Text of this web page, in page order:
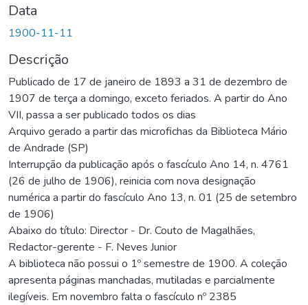
Data
1900-11-11
Descrição
Publicado de 17 de janeiro de 1893 a 31 de dezembro de
1907 de terça a domingo, exceto feriados. A partir do Ano
VII, passa a ser publicado todos os dias
Arquivo gerado a partir das microfichas da Biblioteca Mário
de Andrade (SP)
Interrupção da publicação após o fascículo Ano 14, n. 4761
(26 de julho de 1906), reinicia com nova designação
numérica a partir do fascículo Ano 13, n. 01 (25 de setembro
de 1906)
Abaixo do título: Director - Dr. Couto de Magalhães,
Redactor-gerente - F. Neves Junior
A biblioteca não possui o 1º semestre de 1900. A coleção
apresenta páginas manchadas, mutiladas e parcialmente
ilegíveis. Em novembro falta o fascículo nº 2385